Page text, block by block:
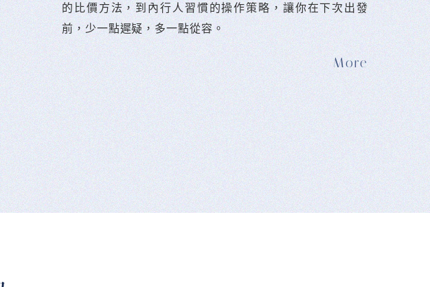
的比價方法，到內行人習慣的操作策略，讓你在下次出發
前，少一點遲疑，多一點從容。